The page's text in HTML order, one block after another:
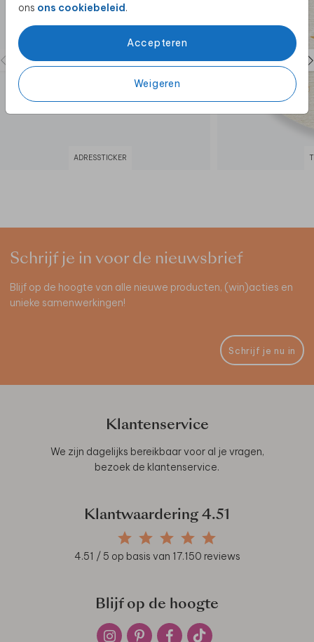
ons ons cookiebeleid.
Accepteren
Weigeren
ADRESSTICKER
Schrijf je in voor de nieuwsbrief
Blijf op de hoogte van alle nieuwe producten, (win)acties en
unieke samenwerkingen!
Schrijf je nu in
Klantenservice
We zijn dagelijks bereikbaar voor al je vragen,
bezoek de klantenservice.
Klantwaardering 4.51
4.51 / 5 op basis van 17.150 reviews
Blijf op de hoogte